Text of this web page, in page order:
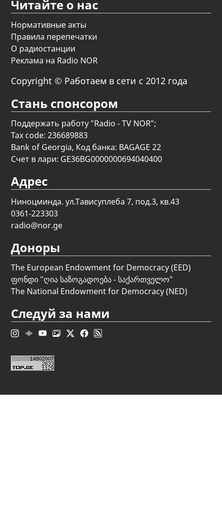
Читайте о нас
Нормативные акты
Правила перепечатки
О радиостанции
Реклама на Radio NOR
Copyright © Работаем в сети с 2012 года
Стань спонсором
Поддержать работу "Radio - TV NOR";
Tax code: 236689883
Bank of Georgia, Код банка: BAGAGE 22
Счет в лари: GE36BG0000000694040400
Адрес
Ниноцминда. ул.Тависуплеба 7, под.3, кв.43
0361-223303
radio@nor.ge
Доноры
The European Endowment for Democracy (EED)
ფონდი "ღია საზოგადოება - საქართველო"
The National Endowment for Democracy (NED)
Следуй за нами